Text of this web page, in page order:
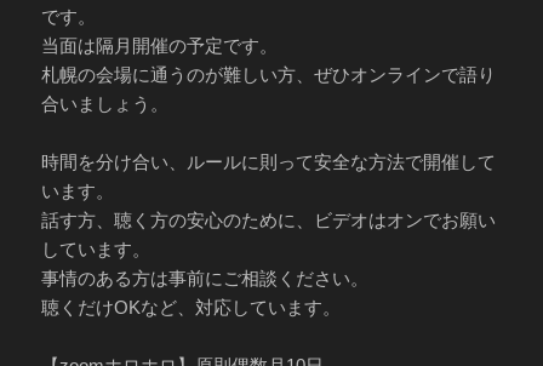
です。
当面は隔月開催の予定です。
札幌の会場に通うのが難しい方、ぜひオンラインで語り
合いましょう。
時間を分け合い、ルールに則って安全な方法で開催して
います。
話す方、聴く方の安心のために、ビデオはオンでお願い
しています。
事情のある方は事前にご相談ください。
聴くだけOKなど、対応しています。